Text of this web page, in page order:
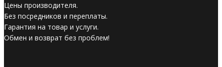
Цены производителя.
Без посредников и переплаты.
Гарантия на товар и услуги.
Обмен и возврат без проблем!